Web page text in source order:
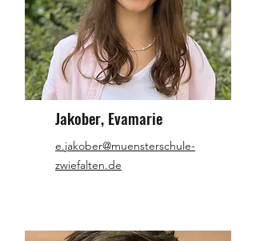
Jakober, Evamarie
e.jakober@muensterschule-
zwiefalten.de